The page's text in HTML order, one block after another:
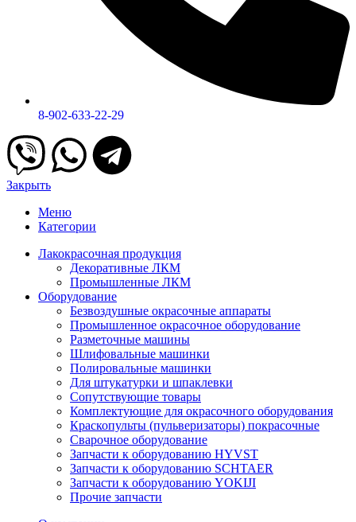
8-902-633-22-29
Закрыть
Меню
Категории
Лакокрасочная продукция
Декоративные ЛКМ
Промышленные ЛКМ
Оборудование
Безвоздушные окрасочные аппараты
Промышленное окрасочное оборудование
Разметочные машины
Шлифовальные машинки
Полировальные машинки
Для штукатурки и шпаклевки
Сопутствующие товары
Комплектующие для окрасочного оборудования
Краскопульты (пульверизаторы) покрасочные
Сварочное оборудование
Запчасти к оборудованию HYVST
Запчасти к оборудованию SCHTAER
Запчасти к оборудованию YOKIJI
Прочие запчасти